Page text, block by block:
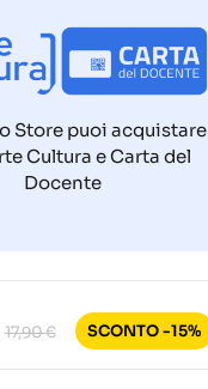
Store puoi acquistare
Cultura e Carta del
Docente
17,90 € SCONTO -15%